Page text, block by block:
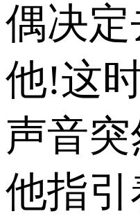
偶决
他!这
声音突
他指引